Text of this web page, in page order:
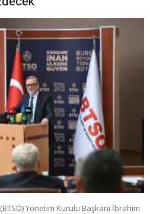
Yönetim Kurulu Başkanı İbrahim